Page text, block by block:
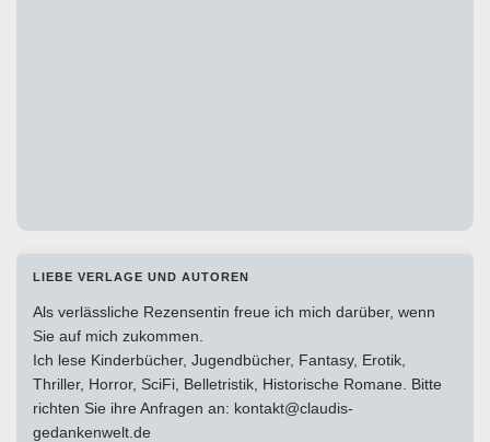
LIEBE VERLAGE UND AUTOREN
Als verlässliche Rezensentin freue ich mich darüber, wenn
Sie auf mich zukommen.
Ich lese Kinderbücher, Jugendbücher, Fantasy, Erotik,
Thriller, Horror, SciFi, Belletristik, Historische Romane. Bitte
richten Sie ihre Anfragen an: kontakt@claudis-
gedankenwelt.de